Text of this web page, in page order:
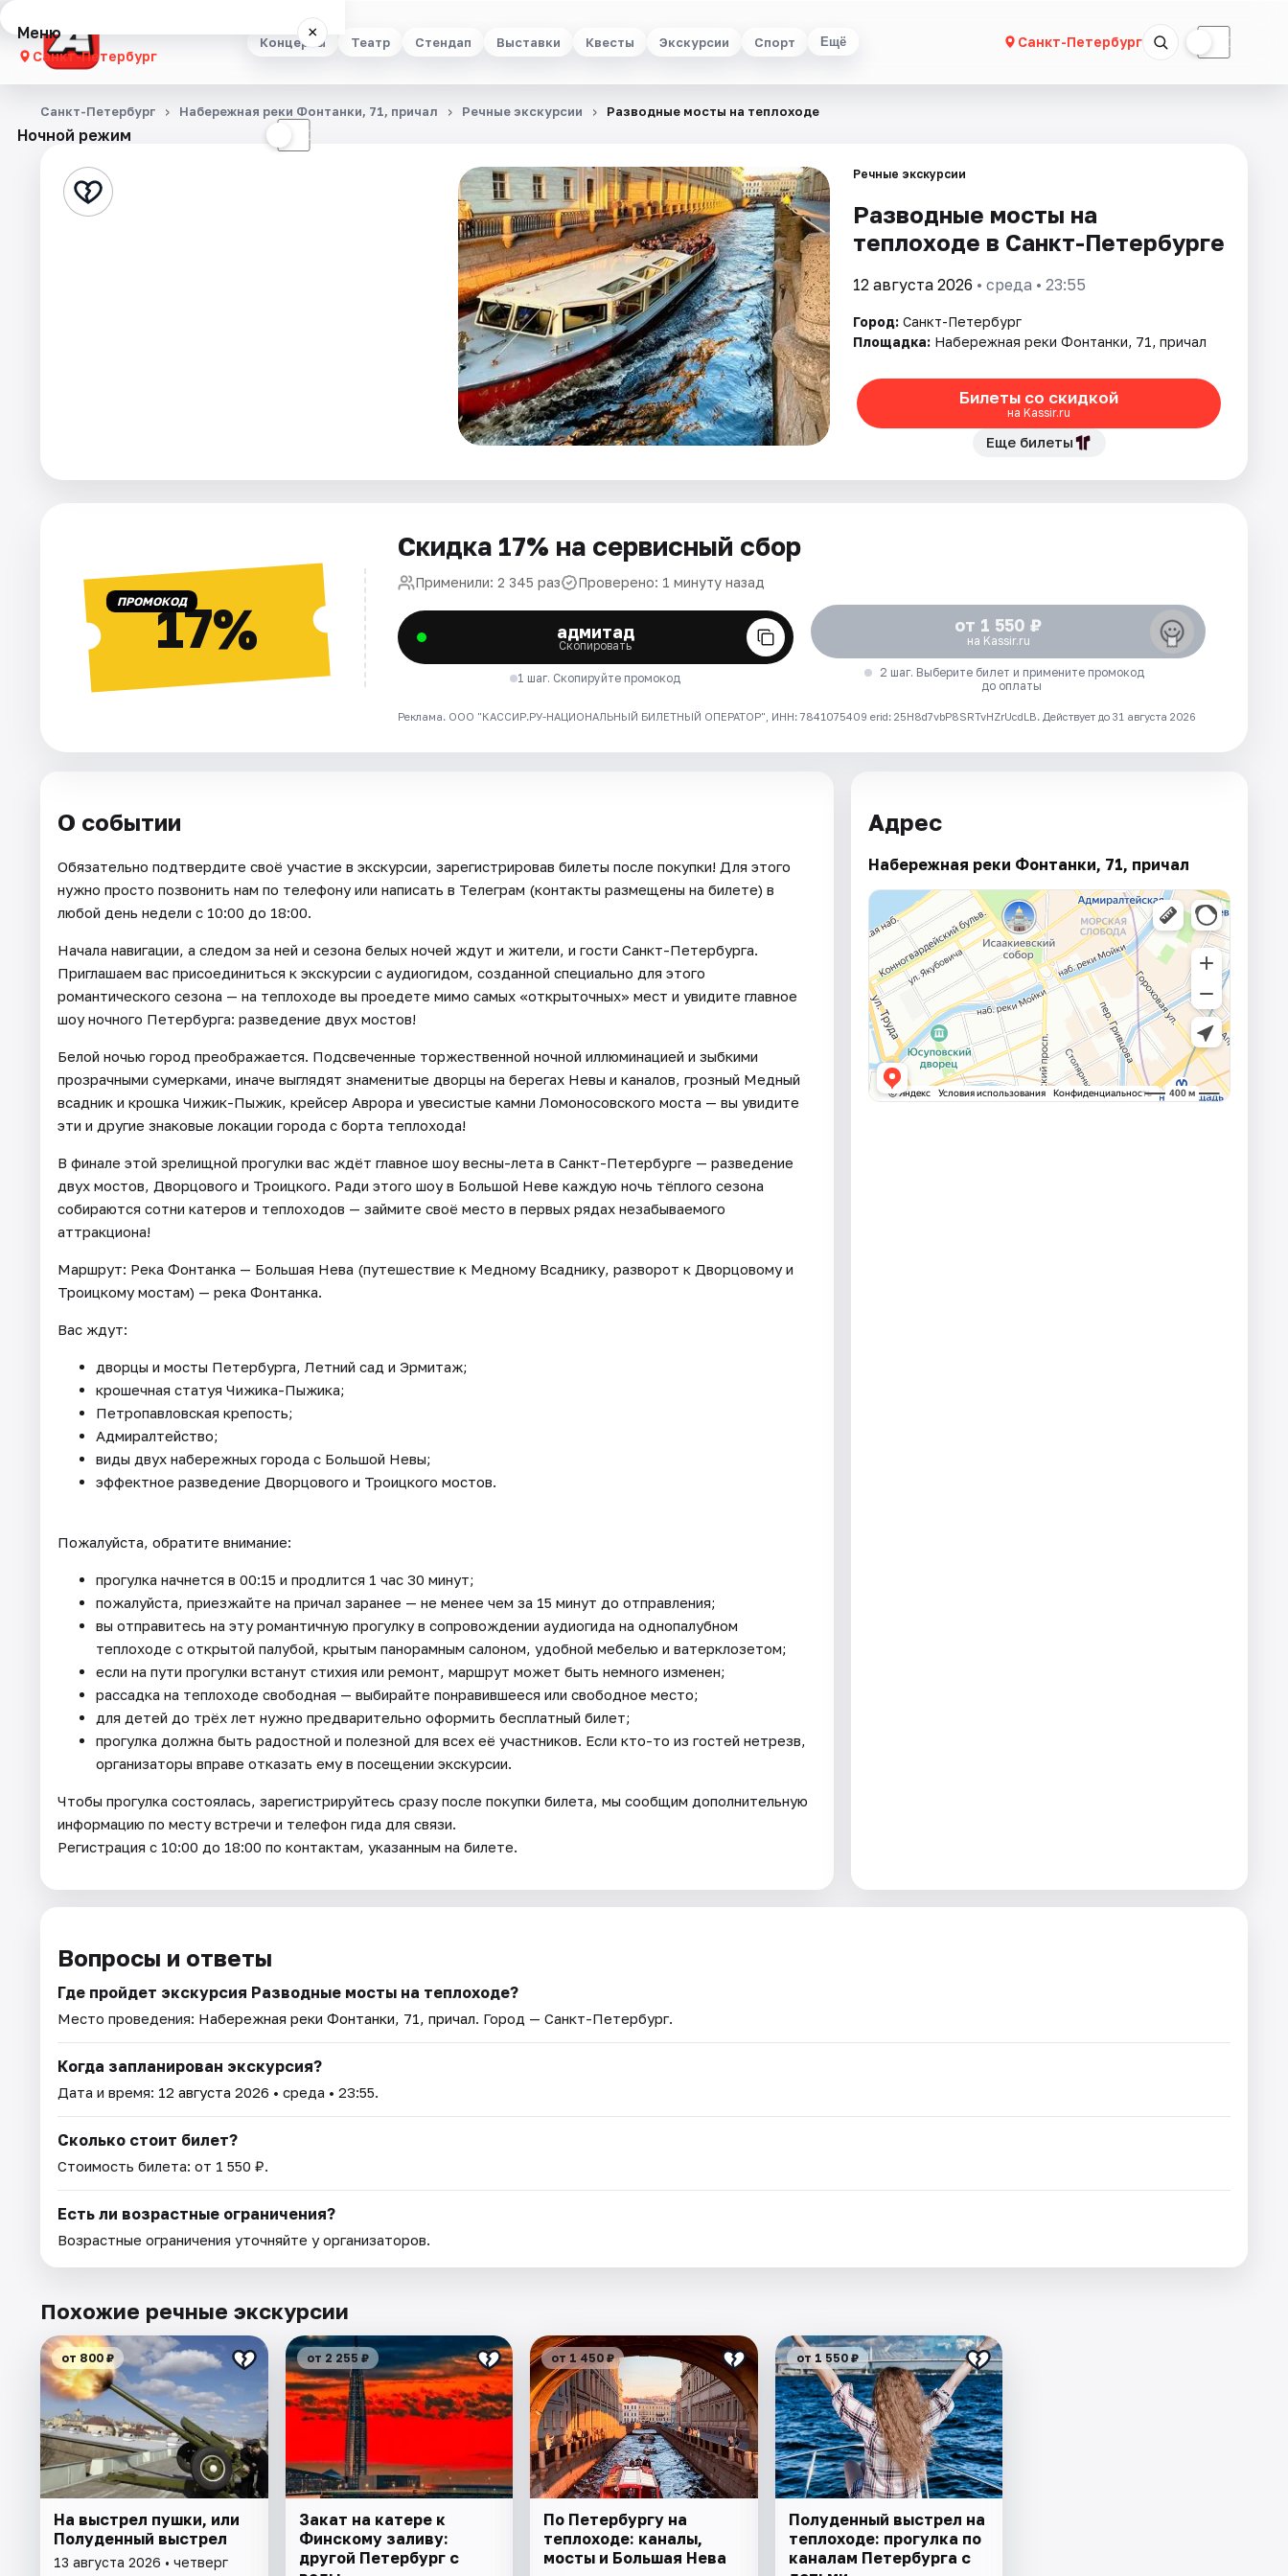
Концерты Театр Стендап Выставки Квесты Экскурсии Спорт Ещё Санкт-Петербург ☾
Меню ×
Санкт-Петербург
Концерты
Стендап
Города
Рейтинги
Ночной режим ☾
Санкт-Петербург Набережная реки Фонтанки, 71, причал Речные экскурсии Разводные мосты на теплоходе
Речные экскурсии
Разводные мосты на
теплоходе в Санкт-Петербурге
12 августа 2026 • среда • 23:55
Город: Санкт-Петербург
Площадка: Набережная реки Фонтанки, 71, причал
Билеты со скидкой
на Kassir.ru
Еще билеты
ПРОМОКОД17%
Скидка 17% на сервисный сбор
Применили: 2 345 раз Проверено: 1 минуту назад
адмитад
Скопировать
1 шаг. Скопируйте промокод
от 1 550 ₽
на Kassir.ru
2 шаг. Выберите билет и примените промокод
до оплаты
Реклама. ООО "КАССИР.РУ-НАЦИОНАЛЬНЫЙ БИЛЕТНЫЙ ОПЕРАТОР", ИНН: 7841075409 erid: 25H8d7vbP8SRTvHZrUcdLB. Действует до 31 августа 2026
О событии
Обязательно подтвердите своё участие в экскурсии, зарегистрировав билеты после покупки! Для этого
нужно просто позвонить нам по телефону или написать в Телеграм (контакты размещены на билете) в
любой день недели с 10:00 до 18:00.
Начала навигации, а следом за ней и сезона белых ночей ждут и жители, и гости Санкт-Петербурга.
Приглашаем вас присоединиться к экскурсии с аудиогидом, созданной специально для этого
романтического сезона — на теплоходе вы проедете мимо самых «открыточных» мест и увидите главное
шоу ночного Петербурга: разведение двух мостов!
Белой ночью город преображается. Подсвеченные торжественной ночной иллюминацией и зыбкими
прозрачными сумерками, иначе выглядят знаменитые дворцы на берегах Невы и каналов, грозный Медный
всадник и крошка Чижик-Пыжик, крейсер Аврора и увесистые камни Ломоносовского моста — вы увидите
эти и другие знаковые локации города с борта теплохода!
В финале этой зрелищной прогулки вас ждёт главное шоу весны-лета в Санкт-Петербурге — разведение
двух мостов, Дворцового и Троицкого. Ради этого шоу в Большой Неве каждую ночь тёплого сезона
собираются сотни катеров и теплоходов — займите своё место в первых рядах незабываемого
аттракциона!
Маршрут: Река Фонтанка — Большая Нева (путешествие к Медному Всаднику, разворот к Дворцовому и
Троицкому мостам) — река Фонтанка.
Вас ждут:
дворцы и мосты Петербурга, Летний сад и Эрмитаж;
крошечная статуя Чижика-Пыжика;
Петропавловская крепость;
Адмиралтейство;
виды двух набережных города с Большой Невы;
эффектное разведение Дворцового и Троицкого мостов.
Пожалуйста, обратите внимание:
прогулка начнется в 00:15 и продлится 1 час 30 минут;
пожалуйста, приезжайте на причал заранее — не менее чем за 15 минут до отправления;
вы отправитесь на эту романтичную прогулку в сопровождении аудиогида на однопалубном
теплоходе с открытой палубой, крытым панорамным салоном, удобной мебелью и ватерклозетом;
если на пути прогулки встанут стихия или ремонт, маршрут может быть немного изменен;
рассадка на теплоходе свободная — выбирайте понравившееся или свободное место;
для детей до трёх лет нужно предварительно оформить бесплатный билет;
прогулка должна быть радостной и полезной для всех её участников. Если кто-то из гостей нетрезв,
организаторы вправе отказать ему в посещении экскурсии.
Чтобы прогулка состоялась, зарегистрируйтесь сразу после покупки билета, мы сообщим дополнительную
информацию по месту встречи и телефон гида для связи.
Регистрация с 10:00 до 18:00 по контактам, указанным на билете.
Адрес
Набережная реки Фонтанки, 71, причал
Вопросы и ответы
Где пройдет экскурсия Разводные мосты на теплоходе?
Место проведения: Набережная реки Фонтанки, 71, причал. Город — Санкт-Петербург.
Когда запланирован экскурсия?
Дата и время: 12 августа 2026 • среда • 23:55.
Сколько стоит билет?
Стоимость билета: от 1 550 ₽.
Есть ли возрастные ограничения?
Возрастные ограничения уточняйте у организаторов.
Похожие речные экскурсии
от 800 ₽
На выстрел пушки, или
Полуденный выстрел
13 августа 2026 • четверг
от 2 255 ₽
Закат на катере к
Финскому заливу:
другой Петербург с
от 1 450 ₽
По Петербургу на
теплоходе: каналы,
мосты и Большая Нева
от 1 550 ₽
Полуденный выстрел на
теплоходе: прогулка по
каналам Петербурга с